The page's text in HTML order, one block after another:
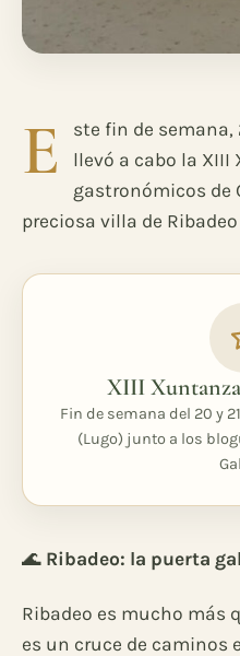
E
ste fin de semana,
llevó a cabo la XIII
gastronómicos de
preciosa villa de
XIII Xuntanza
Fin de semana del 20 y
(Lugo) junto a los
🌊 Ribadeo: la puerta
Ribadeo es mucho más
es un cruce de caminos